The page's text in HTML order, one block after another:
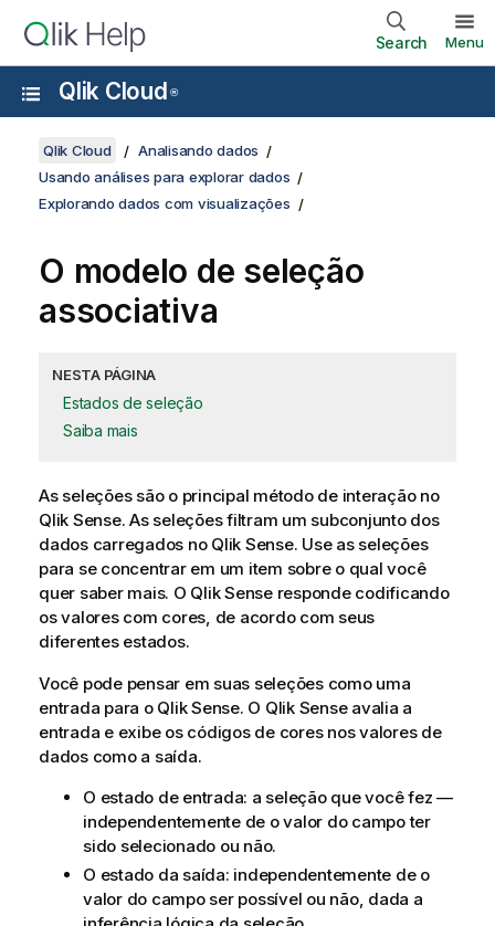
Search Menu
Qlik Cloud ®
Qlik Cloud
Analisando dados
Usando análises para explorar dados
Explorando dados com visualizações
O modelo de seleção
associativa
NESTA PÁGINA
Estados de seleção
Saiba mais
As seleções são o principal método de interação no
Qlik Sense. As seleções filtram um subconjunto dos
dados carregados no Qlik Sense. Use as seleções
para se concentrar em um item sobre o qual você
quer saber mais. O Qlik Senseresponde codificando
os valores com cores, de acordo com seus
diferentes estados.
Você pode pensar em suas seleções como uma
entrada para o Qlik Sense. O Qlik Senseavalia a
entrada e exibe os códigos de cores nos valores de
dados como a saída.
O estado de entrada: a seleção que você fez —
independentemente de o valor do campo ter
sido selecionado ou não.
O estado da saída: independentemente de o
valor do campo ser possível ou não, dada a